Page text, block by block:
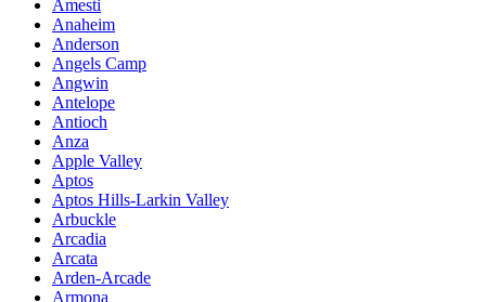
Amesti
Anaheim
Anderson
Angels Camp
Angwin
Antelope
Antioch
Anza
Apple Valley
Aptos
Aptos Hills-Larkin Valley
Arbuckle
Arcadia
Arcata
Arden-Arcade
Armona